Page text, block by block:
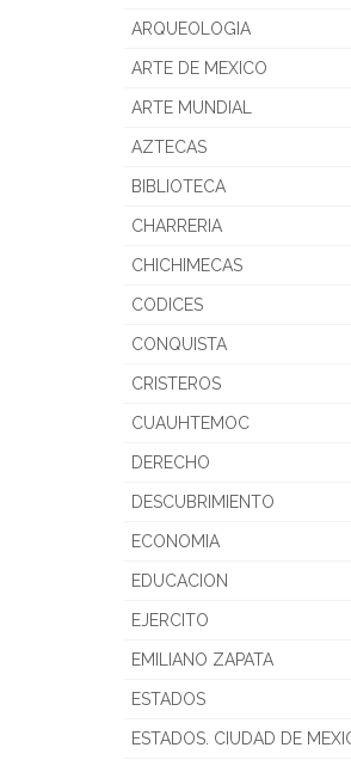
ARQUEOLOGIA
ARTE DE MEXICO
ARTE MUNDIAL
AZTECAS
BIBLIOTECA
CHARRERIA
CHICHIMECAS
CODICES
CONQUISTA
CRISTEROS
CUAUHTEMOC
DERECHO
DESCUBRIMIENTO
ECONOMIA
EDUCACION
EJERCITO
EMILIANO ZAPATA
ESTADOS
ESTADOS. CIUDAD DE